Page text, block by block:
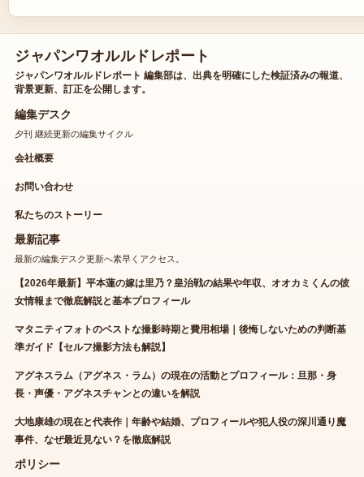
ジャパンワオルルドレポート
ジャパンワオルルドレポート 編集部は、出典を明確にした検証済みの報道、
背景更新、訂正を公開します。
編集デスク
夕刊 継続更新の編集サイクル
会社概要
お問い合わせ
私たちのストーリー
最新記事
最新の編集デスク更新へ素早くアクセス。
【2026年最新】平本蓮の嫁は里乃？皇治戦の結果や年収、オオカミくんの彼
女情報まで徹底解説と基本プロフィール
マタニティフォトのベストな撮影時期と費用相場｜後悔しないための判断基
準ガイド【セルフ撮影方法も解説】
アグネスラム（アグネス・ラム）の現在の活動とプロフィール：旦那・身
長・声優・アグネスチャンとの違いを解説
大地康雄の現在と代表作｜年齢や結婚、プロフィールや犯人役の深川通り魔
事件、なぜ最近見ない？を徹底解説
ポリシー